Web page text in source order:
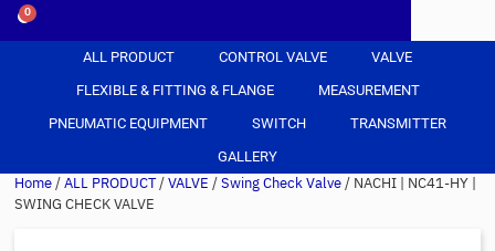
0
ALL PRODUCT CONTROL VALVE
VALVE
FLEXIBLE & FITTING & FLANGE
MEASUREMENT
PNEUMATIC EQUIPMENT
SWITCH
TRANSMITTER
GALLERY
Home/ALL PRODUCT/VALVE/Swing Check Valve/ NACHI | NC41-HY |
SWING CHECK VALVE